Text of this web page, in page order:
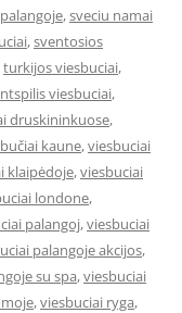
,sveciu namai
,sventosios
turkijos viesbuciai,
viesbuciai,
druskininkuose,
kaune,viesbuciai
klaipėdoje,viesbuciai
londone,
palangoj,viesbuciai
palangoje akcijos,
su spa,viesbuciai
,viesbuciai ryga,